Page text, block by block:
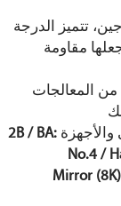
تتميز الدرجة
أعلى من 304، مما يجعلها مقاومة
المعالجات
2B / BA:
No.4 /
Mirror